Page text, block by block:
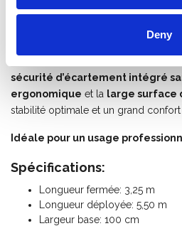
Deny
en standard avecroulettes de
sécurité d’écartement intégré
ergonomique et la large surface
stabilité optimale et un grand confort
Idéale pour un usage
Spécifications:
Longueur fermée: 3,25 m
Longueur déployée: 5,50 m
Largeur base: 100 cm